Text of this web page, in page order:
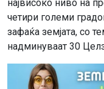
највисоко ниво на
четири големи
зафаќа земјата, со
надминуваат 30